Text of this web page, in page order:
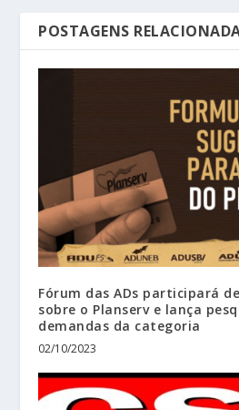
POSTAGENS
Fórum das ADs participará
sobre o Planserv e lança
demandas da categoria
02/10/2023